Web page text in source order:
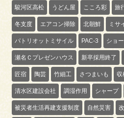
駿河区高松 うどん屋 こころ彩 旅
冬支度 エアコン掃除 北朝鮮 ミサ
パトリオットミサイル PAC-3 ショ
瀬名Ｃプレゼンハウス 新卒採用終了
匠宿 陶芸 竹細工 さつまいも 収
清水区建設会社 調湿作用 シャープ
被災者生活再建支援制度 自然災害